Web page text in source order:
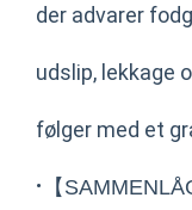
der advarer
udslip, lekkage
følger med et
· 【